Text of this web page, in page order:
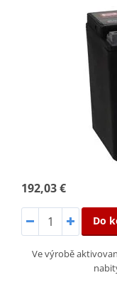
192,03 €
Do
Ve výrobě